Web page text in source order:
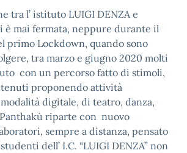
tra l’ istituto LUIGI DENZA e
è mai fermata, neppure durante il
primo Lockdown, quando sono
tra marzo e giugno 2020 molti
con un percorso fatto di stimoli,
proponendo attività
digitale, di teatro, danza,
riparte con nuovo
sempre a distanza, pensato
dell’ I.C. “LUIGI DENZA” non